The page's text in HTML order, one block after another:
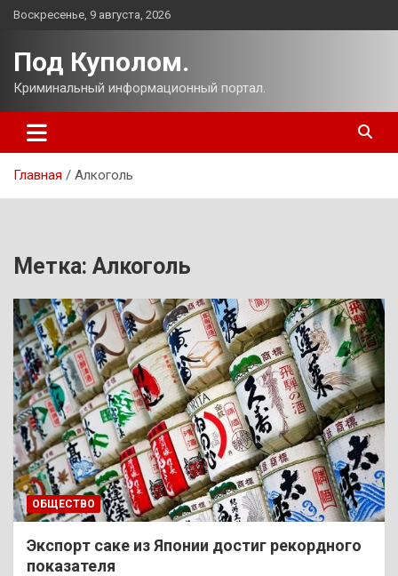
Перейти
Воскресенье, 9 августа, 2026
Под Куполом.
Криминальный информационный портал.
Главная Алкоголь
Метка: Алкоголь
ОБЩЕСТВО
Экспорт саке из Японии достиг рекордного
показателя